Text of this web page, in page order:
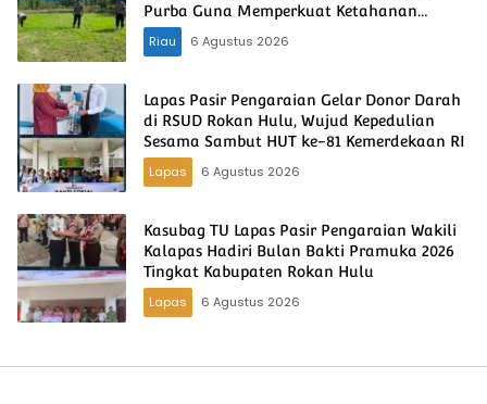
Purba Guna Memperkuat Ketahanan
Pangan Nasional
Riau 6 Agustus 2026
Lapas Pasir Pengaraian Gelar Donor Darah
di RSUD Rokan Hulu, Wujud Kepedulian
Sesama Sambut HUT ke-81 Kemerdekaan RI
Lapas
6 Agustus 2026
Kasubag TU Lapas Pasir Pengaraian Wakili
Kalapas Hadiri Bulan Bakti Pramuka 2026
Tingkat Kabupaten Rokan Hulu
Lapas
6 Agustus 2026